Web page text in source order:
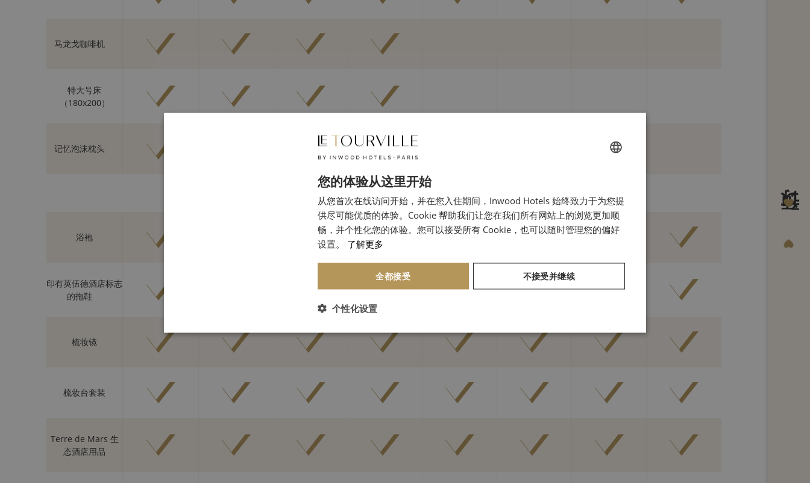
马龙戈咖啡机
特大号床
（180x200）
记忆泡沫枕头
浴袍
印有英伍德酒店标志
的拖鞋
梳妆镜
梳妆台套装
Terre de Mars 生
态酒店用品
ENGLISH
ITALIAN
CHINESE (SIMPLIFIED)
您的体验从这里开始
从您首次在线访问开始，并在您入住期间，Inwood Hotels 始终致力于为您提
供尽可能优质的体验。Cookie 帮助我们让您在我们所有网站上的浏览更加顺
畅，并个性化您的体验。您可以接受所有 Cookie，也可以随时管理您的偏好
设置。
了解更多
全都接受 不接受并继续
个性化设置